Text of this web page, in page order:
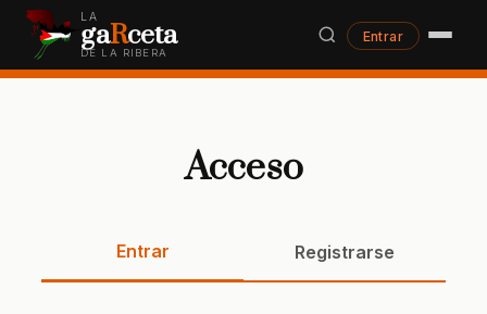
LA
gaRceta
DE LA RIBERA
Entrar
Acceso
Entrar Registrarse